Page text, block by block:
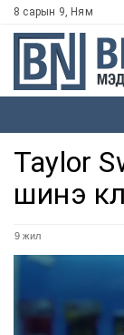
8 сарын 9, Ням
Taylor
шинэ
9 жил